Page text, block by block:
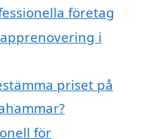
företag
i
priset på
för